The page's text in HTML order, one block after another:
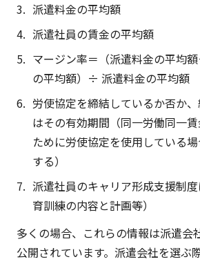
派遣料金の平均額
派遣社員の賃金の平均額
マージン率＝（派遣料金の平均
の平均額）÷ 派遣料金の平均額
労使協定を締結しているか否か
はその有効期間（同一労働同一
ために労使協定を使用している
する）
派遣社員のキャリア形成支援制
育訓練の内容と計画等）
多くの場合、これらの情報は派遣会
公開されています。派遣会社を選ぶ